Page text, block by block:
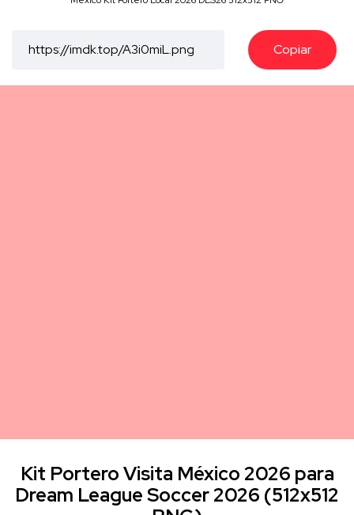
Copiar
Kit Portero Visita México 2026 para
Dream League Soccer 2026 (512x512